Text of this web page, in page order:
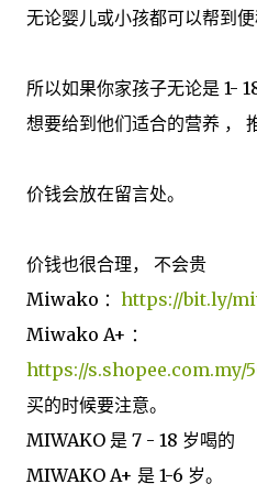
无论婴儿或小孩都可以帮到
所以如果你家孩子无论是 1- 18
想要给到他们适合的营养 ，
价钱会放在留言处。
价钱也很合理， 不会贵
Miwako ： https://bit.ly/
Miwako A+ ：
https://s.shopee.com.my/
买的时候要注意。
MIWAKO 是 7 - 18 岁喝的
MIWAKO A+ 是 1-6 岁。